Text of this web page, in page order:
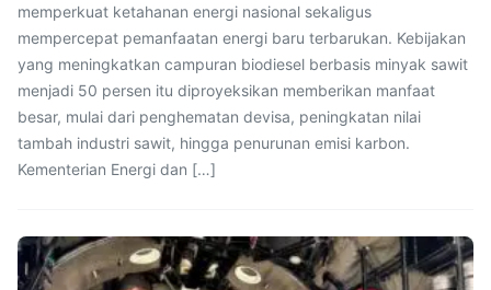
memperkuat ketahanan energi nasional sekaligus
mempercepat pemanfaatan energi baru terbarukan. Kebijakan
yang meningkatkan campuran biodiesel berbasis minyak sawit
menjadi 50 persen itu diproyeksikan memberikan manfaat
besar, mulai dari penghematan devisa, peningkatan nilai
tambah industri sawit, hingga penurunan emisi karbon.
Kementerian Energi dan […]